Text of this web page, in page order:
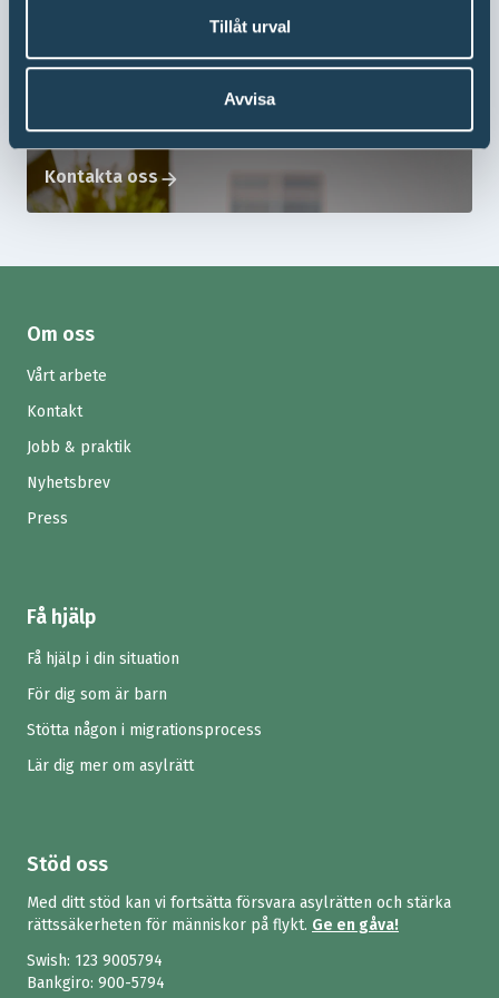
Tillåt urval
Avvisa
Så går asylprocessen tillarrow_forward
Kontakta oss arrow_forward
Om oss
Vårt arbete
Kontakt
Jobb & praktik
Nyhetsbrev
Press
Få hjälp
Få hjälp i din situation
För dig som är barn
Stötta någon i migrationsprocess
Lär dig mer om asylrätt
Stöd oss
Med ditt stöd kan vi fortsätta försvara asylrätten och stärka
rättssäkerheten för människor på flykt. Ge en gåva!
Swish: 123 9005794
Bankgiro: 900-5794